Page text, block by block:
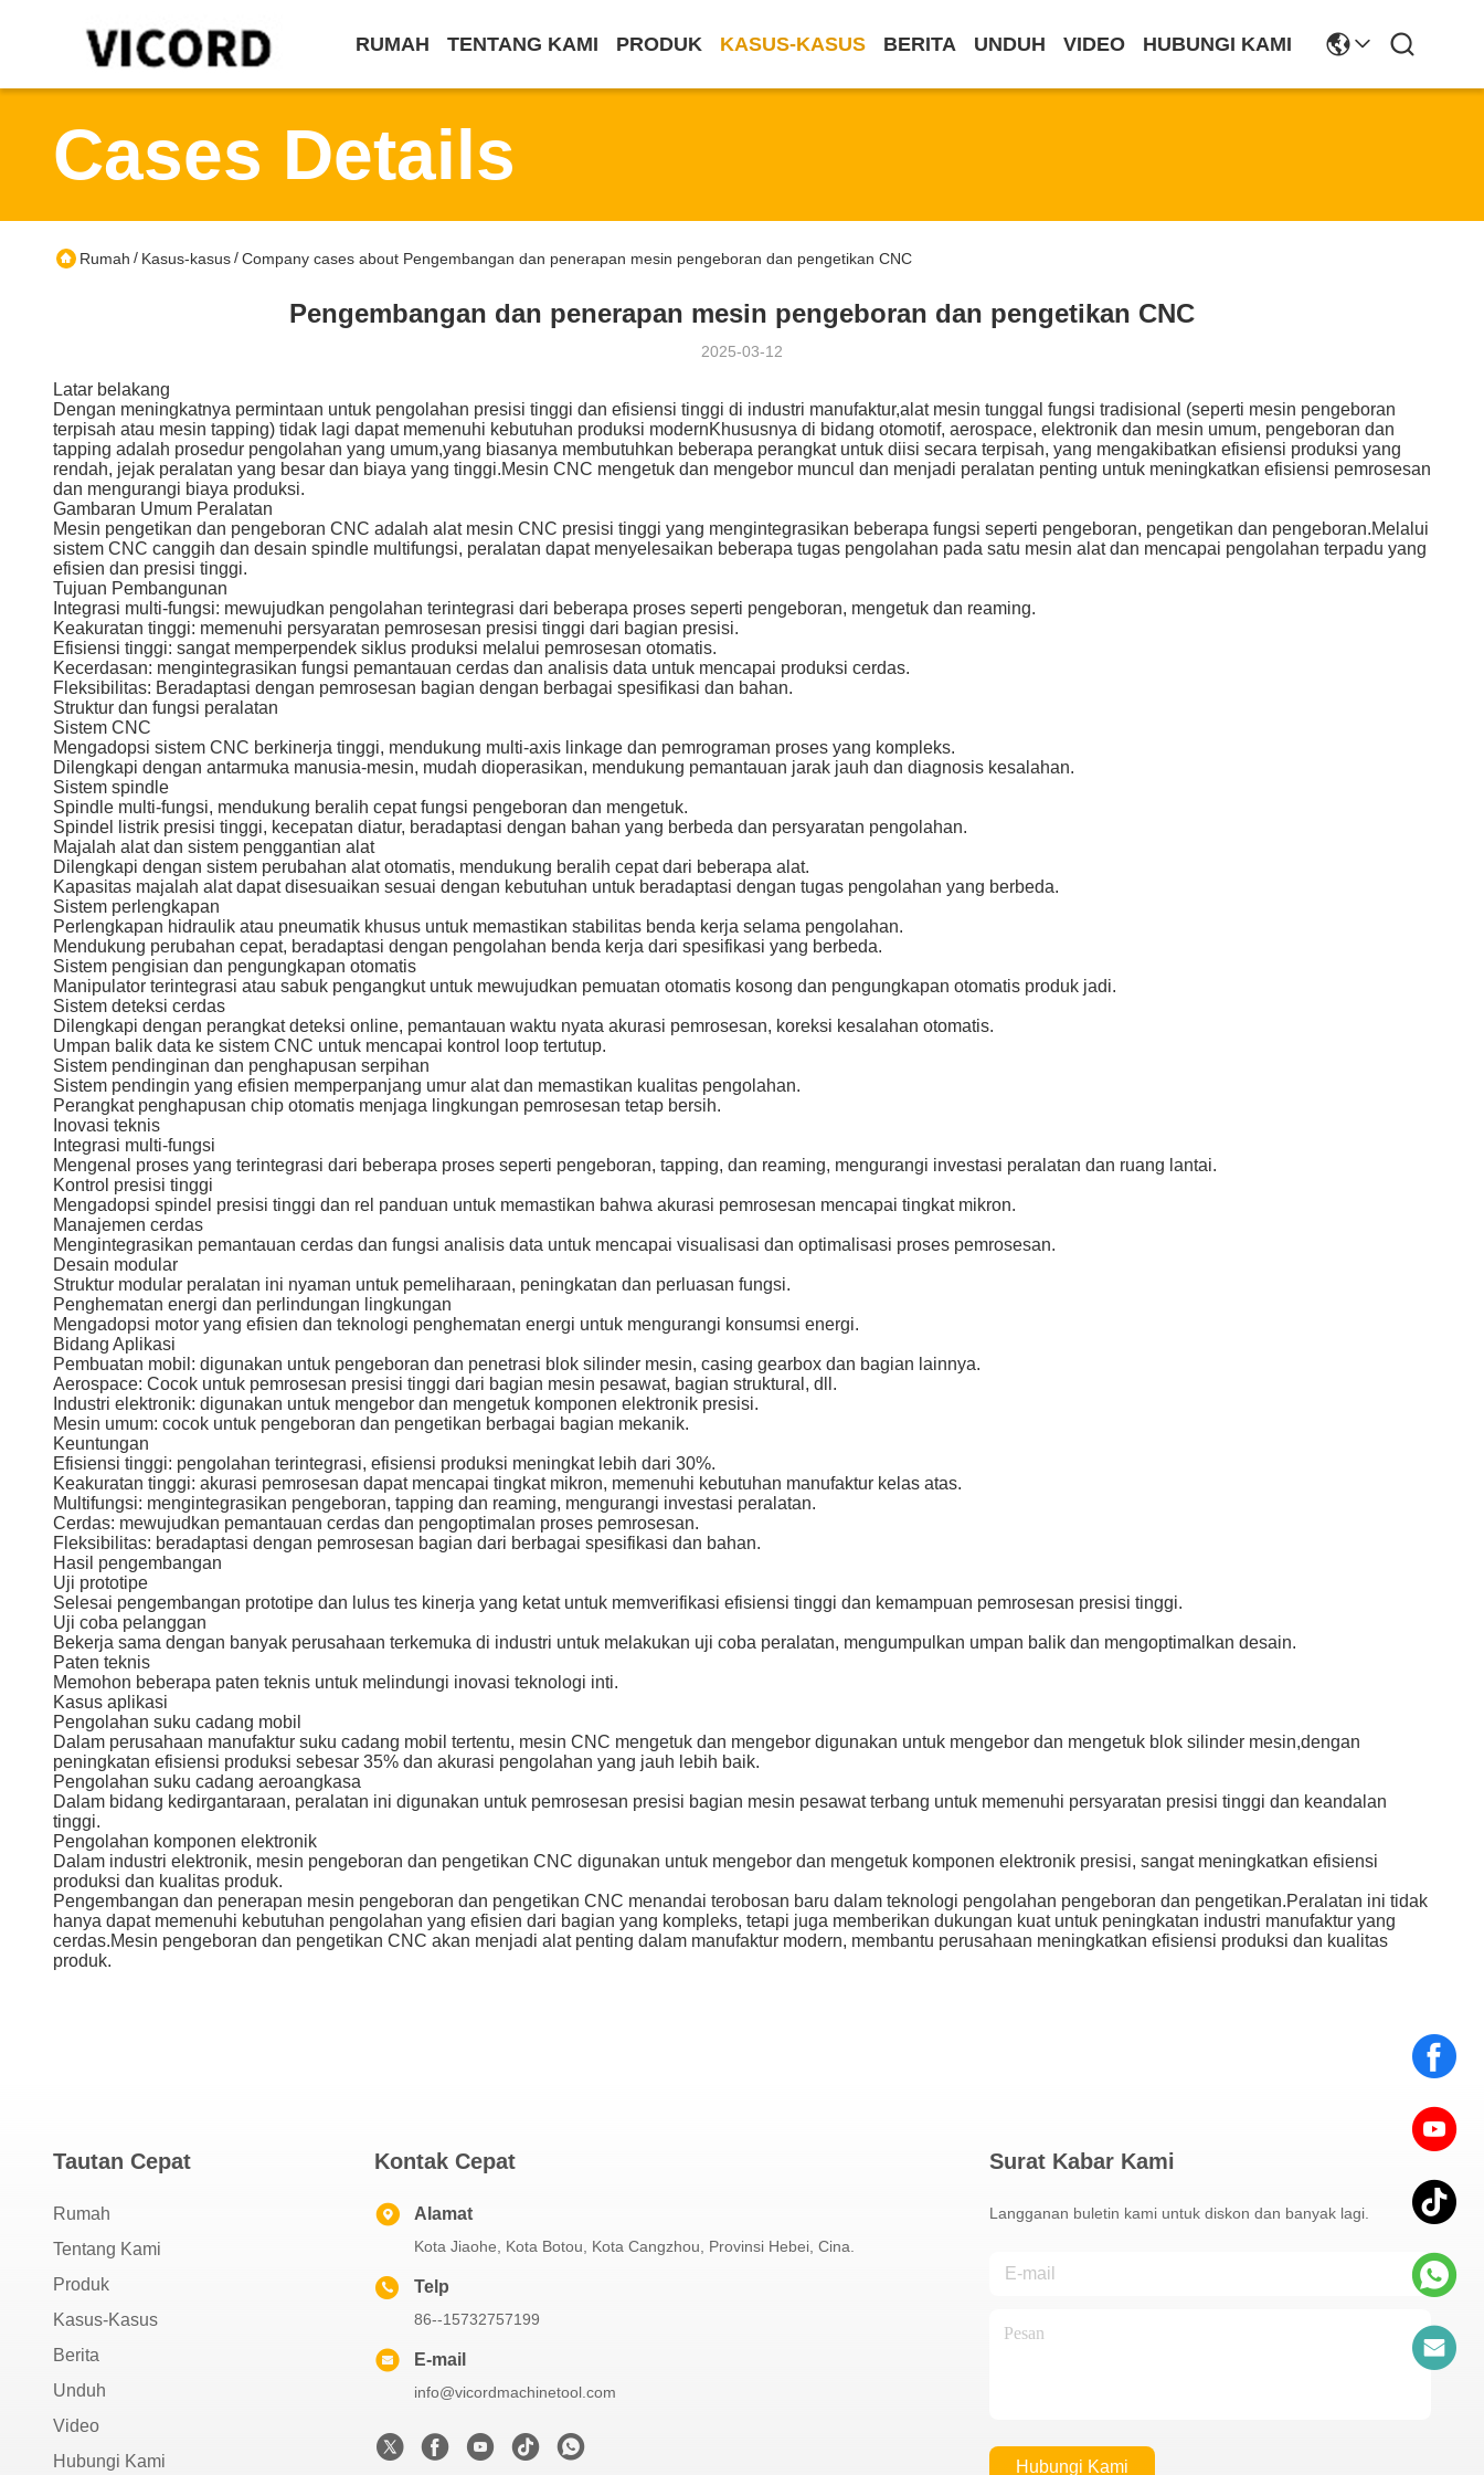
RUMAH TENTANG KAMI PRODUK KASUS-KASUS BERITA UNDUH VIDEO HUBUNGI KAMI
Cases Details
Rumah / Kasus-kasus/Company cases about Pengembangan dan penerapan mesin pengeboran dan pengetikan CNC
Pengembangan dan penerapan mesin pengeboran dan pengetikan CNC
2025-03-12
Latar belakang
Dengan meningkatnya permintaan untuk pengolahan presisi tinggi dan efisiensi tinggi di industri manufaktur,alat mesin tunggal fungsi tradisional (seperti mesin pengeboran
terpisah atau mesin tapping) tidak lagi dapat memenuhi kebutuhan produksi modernKhususnya di bidang otomotif, aerospace, elektronik dan mesin umum, pengeboran dan
tapping adalah prosedur pengolahan yang umum,yang biasanya membutuhkan beberapa perangkat untuk diisi secara terpisah, yang mengakibatkan efisiensi produksi yang
rendah, jejak peralatan yang besar dan biaya yang tinggi.Mesin CNC mengetuk dan mengebor muncul dan menjadi peralatan penting untuk meningkatkan efisiensi pemrosesan
dan mengurangi biaya produksi.
Gambaran Umum Peralatan
Mesin pengetikan dan pengeboran CNC adalah alat mesin CNC presisi tinggi yang mengintegrasikan beberapa fungsi seperti pengeboran, pengetikan dan pengeboran.Melalui
sistem CNC canggih dan desain spindle multifungsi, peralatan dapat menyelesaikan beberapa tugas pengolahan pada satu mesin alat dan mencapai pengolahan terpadu yang
efisien dan presisi tinggi.
Tujuan Pembangunan
Integrasi multi-fungsi: mewujudkan pengolahan terintegrasi dari beberapa proses seperti pengeboran, mengetuk dan reaming.
Keakuratan tinggi: memenuhi persyaratan pemrosesan presisi tinggi dari bagian presisi.
Efisiensi tinggi: sangat memperpendek siklus produksi melalui pemrosesan otomatis.
Kecerdasan: mengintegrasikan fungsi pemantauan cerdas dan analisis data untuk mencapai produksi cerdas.
Fleksibilitas: Beradaptasi dengan pemrosesan bagian dengan berbagai spesifikasi dan bahan.
Struktur dan fungsi peralatan
Sistem CNC
Mengadopsi sistem CNC berkinerja tinggi, mendukung multi-axis linkage dan pemrograman proses yang kompleks.
Dilengkapi dengan antarmuka manusia-mesin, mudah dioperasikan, mendukung pemantauan jarak jauh dan diagnosis kesalahan.
Sistem spindle
Spindle multi-fungsi, mendukung beralih cepat fungsi pengeboran dan mengetuk.
Spindel listrik presisi tinggi, kecepatan diatur, beradaptasi dengan bahan yang berbeda dan persyaratan pengolahan.
Majalah alat dan sistem penggantian alat
Dilengkapi dengan sistem perubahan alat otomatis, mendukung beralih cepat dari beberapa alat.
Kapasitas majalah alat dapat disesuaikan sesuai dengan kebutuhan untuk beradaptasi dengan tugas pengolahan yang berbeda.
Sistem perlengkapan
Perlengkapan hidraulik atau pneumatik khusus untuk memastikan stabilitas benda kerja selama pengolahan.
Mendukung perubahan cepat, beradaptasi dengan pengolahan benda kerja dari spesifikasi yang berbeda.
Sistem pengisian dan pengungkapan otomatis
Manipulator terintegrasi atau sabuk pengangkut untuk mewujudkan pemuatan otomatis kosong dan pengungkapan otomatis produk jadi.
Sistem deteksi cerdas
Dilengkapi dengan perangkat deteksi online, pemantauan waktu nyata akurasi pemrosesan, koreksi kesalahan otomatis.
Umpan balik data ke sistem CNC untuk mencapai kontrol loop tertutup.
Sistem pendinginan dan penghapusan serpihan
Sistem pendingin yang efisien memperpanjang umur alat dan memastikan kualitas pengolahan.
Perangkat penghapusan chip otomatis menjaga lingkungan pemrosesan tetap bersih.
Inovasi teknis
Integrasi multi-fungsi
Mengenal proses yang terintegrasi dari beberapa proses seperti pengeboran, tapping, dan reaming, mengurangi investasi peralatan dan ruang lantai.
Kontrol presisi tinggi
Mengadopsi spindel presisi tinggi dan rel panduan untuk memastikan bahwa akurasi pemrosesan mencapai tingkat mikron.
Manajemen cerdas
Mengintegrasikan pemantauan cerdas dan fungsi analisis data untuk mencapai visualisasi dan optimalisasi proses pemrosesan.
Desain modular
Struktur modular peralatan ini nyaman untuk pemeliharaan, peningkatan dan perluasan fungsi.
Penghematan energi dan perlindungan lingkungan
Mengadopsi motor yang efisien dan teknologi penghematan energi untuk mengurangi konsumsi energi.
Bidang Aplikasi
Pembuatan mobil: digunakan untuk pengeboran dan penetrasi blok silinder mesin, casing gearbox dan bagian lainnya.
Aerospace: Cocok untuk pemrosesan presisi tinggi dari bagian mesin pesawat, bagian struktural, dll.
Industri elektronik: digunakan untuk mengebor dan mengetuk komponen elektronik presisi.
Mesin umum: cocok untuk pengeboran dan pengetikan berbagai bagian mekanik.
Keuntungan
Efisiensi tinggi: pengolahan terintegrasi, efisiensi produksi meningkat lebih dari 30%.
Keakuratan tinggi: akurasi pemrosesan dapat mencapai tingkat mikron, memenuhi kebutuhan manufaktur kelas atas.
Multifungsi: mengintegrasikan pengeboran, tapping dan reaming, mengurangi investasi peralatan.
Cerdas: mewujudkan pemantauan cerdas dan pengoptimalan proses pemrosesan.
Fleksibilitas: beradaptasi dengan pemrosesan bagian dari berbagai spesifikasi dan bahan.
Hasil pengembangan
Uji prototipe
Selesai pengembangan prototipe dan lulus tes kinerja yang ketat untuk memverifikasi efisiensi tinggi dan kemampuan pemrosesan presisi tinggi.
Uji coba pelanggan
Bekerja sama dengan banyak perusahaan terkemuka di industri untuk melakukan uji coba peralatan, mengumpulkan umpan balik dan mengoptimalkan desain.
Paten teknis
Memohon beberapa paten teknis untuk melindungi inovasi teknologi inti.
Kasus aplikasi
Pengolahan suku cadang mobil
Dalam perusahaan manufaktur suku cadang mobil tertentu, mesin CNC mengetuk dan mengebor digunakan untuk mengebor dan mengetuk blok silinder mesin,dengan
peningkatan efisiensi produksi sebesar 35% dan akurasi pengolahan yang jauh lebih baik.
Pengolahan suku cadang aeroangkasa
Dalam bidang kedirgantaraan, peralatan ini digunakan untuk pemrosesan presisi bagian mesin pesawat terbang untuk memenuhi persyaratan presisi tinggi dan keandalan
tinggi.
Pengolahan komponen elektronik
Dalam industri elektronik, mesin pengeboran dan pengetikan CNC digunakan untuk mengebor dan mengetuk komponen elektronik presisi, sangat meningkatkan efisiensi
produksi dan kualitas produk.
Pengembangan dan penerapan mesin pengeboran dan pengetikan CNC menandai terobosan baru dalam teknologi pengolahan pengeboran dan pengetikan.Peralatan ini tidak
hanya dapat memenuhi kebutuhan pengolahan yang efisien dari bagian yang kompleks, tetapi juga memberikan dukungan kuat untuk peningkatan industri manufaktur yang
cerdas.Mesin pengeboran dan pengetikan CNC akan menjadi alat penting dalam manufaktur modern, membantu perusahaan meningkatkan efisiensi produksi dan kualitas
produk.
Tautan Cepat
Rumah
Tentang Kami
Produk
Kasus-Kasus
Berita
Unduh
Video
Hubungi Kami
Kontak Cepat
Alamat
Kota Jiaohe, Kota Botou, Kota Cangzhou, Provinsi Hebei, Cina.
Telp
86--15732757199
E-mail
info@vicordmachinetool.com
Surat Kabar Kami
Langganan buletin kami untuk diskon dan banyak lagi.
Hubungi Kami